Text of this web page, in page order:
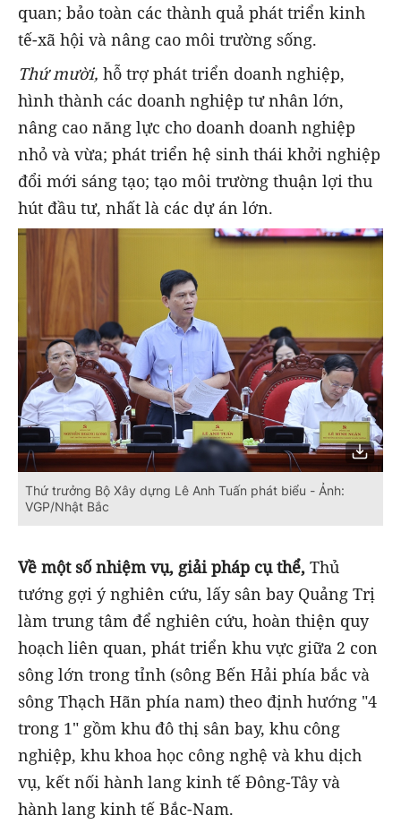
quan; bảo toàn các thành quả phát triển kinh
tế-xã hội và nâng cao môi trường sống.
Thứ mười, hỗ trợ phát triển doanh nghiệp,
hình thành các doanh nghiệp tư nhân lớn,
nâng cao năng lực cho doanh doanh nghiệp
nhỏ và vừa; phát triển hệ sinh thái khởi nghiệp
đổi mới sáng tạo; tạo môi trường thuận lợi thu
hút đầu tư, nhất là các dự án lớn.
Thứ trưởng Bộ Xây dựng Lê Anh Tuấn phát biểu - Ảnh:
VGP/Nhật Bắc
Về một số nhiệm vụ, giải pháp cụ thể, Thủ
tướng gợi ý nghiên cứu, lấy sân bay Quảng Trị
làm trung tâm để nghiên cứu, hoàn thiện quy
hoạch liên quan, phát triển khu vực giữa 2 con
sông lớn trong tỉnh (sông Bến Hải phía bắc và
sông Thạch Hãn phía nam) theo định hướng "4
trong 1" gồm khu đô thị sân bay, khu công
nghiệp, khu khoa học công nghệ và khu dịch
vụ, kết nối hành lang kinh tế Đông-Tây và
hành lang kinh tế Bắc-Nam.